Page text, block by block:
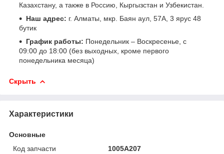
Казахстану, а также в Россию, Кыргызстан и Узбекистан.
Наш адрес: г. Алматы, мкр. Баян аул, 57А, 3 ярус 48
бутик
График работы: Понедельник – Воскресенье, с
09:00 до 18:00 (без выходных, кроме первого
понедельника месяца)
Скрыть
Характеристики
Основные
Код запчасти
1005A207